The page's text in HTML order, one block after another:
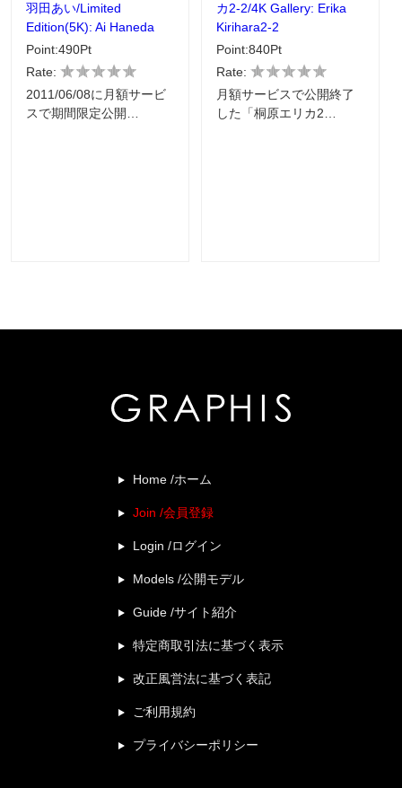
羽田あい/Limited
Edition(5K): Ai Haneda
Point:490Pt
Rate:
2011/06/08に月額サービ
スで期間限定公開…
カ2-2/4K Gallery: Erika
Kirihara2-2
Point:840Pt
Rate:
月額サービスで公開終了
した「桐原エリカ2…
Home /ホーム
Join /会員登録
Login /ログイン
Models /公開モデル
Guide /サイト紹介
特定商取引法に基づく表示
改正風営法に基づく表記
ご利用規約
プライバシーポリシー